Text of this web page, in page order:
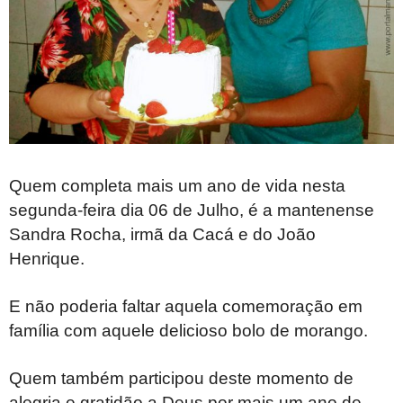
Quem completa mais um ano de vida nesta
segunda-feira dia 06 de Julho, é a mantenense
Sandra Rocha, irmã da Cacá e do João
Henrique.
E não poderia faltar aquela comemoração em
família com aquele delicioso bolo de morango.
Quem também participou deste momento de